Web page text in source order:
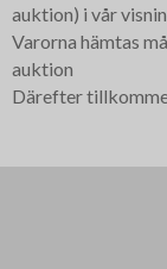
auktion) i vår
Varorna hämtas
auktion
Därefter